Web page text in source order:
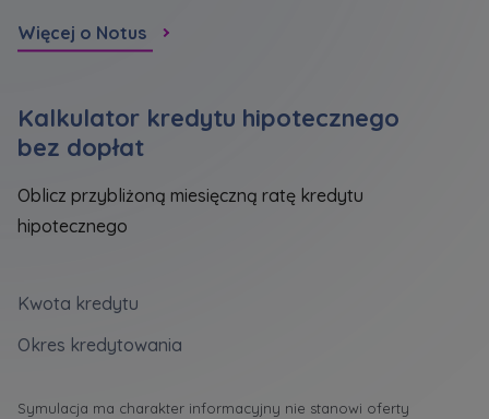
Więcej o Notus
Kalkulator kredytu hipotecznego
bez dopłat
Oblicz przybliżoną miesięczną ratę kredytu
hipotecznego
Kwota kredytu
Okres kredytowania
Symulacja ma charakter informacyjny nie stanowi oferty